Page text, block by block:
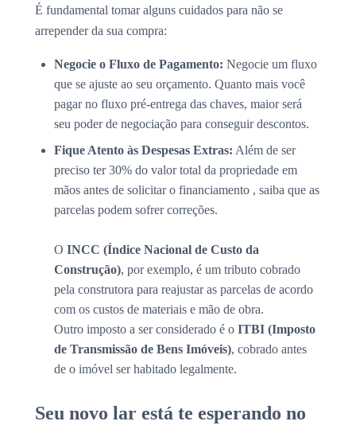
É fundamental tomar alguns cuidados para não se
arrepender da sua compra:
Negocie o Fluxo de Pagamento: Negocie um fluxo
que se ajuste ao seu orçamento. Quanto mais você
pagar no fluxo pré-entrega das chaves, maior será
seu poder de negociação para conseguir descontos.
Fique Atento às Despesas Extras: Além de ser
preciso ter 30% do valor total da propriedade em
mãos antes de solicitar o financiamento , saiba que as
parcelas podem sofrer correções.
O INCC (Índice Nacional de Custo da
Construção), por exemplo, é um tributo cobrado
pela construtora para reajustar as parcelas de acordo
com os custos de materiais e mão de obra.
Outro imposto a ser considerado é o ITBI (Imposto
de Transmissão de Bens Imóveis), cobrado antes
de o imóvel ser habitado legalmente.
Seu novo lar está te esperando no